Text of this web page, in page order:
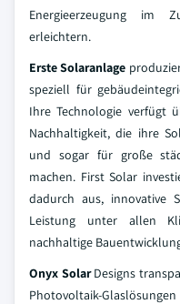
Energieerzeugung im
erleichtern.
Erste Solaranlage
speziell für
Ihre Technologie verfügt
Nachhaltigkeit, die ihre
und sogar für große
machen. First Solar
dadurch aus, innovative
Leistung unter allen
nachhaltige
Onyx SolarDesigns
Photovoltaik-